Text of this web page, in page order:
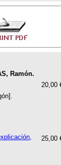
Ramón.
20,00
25,00